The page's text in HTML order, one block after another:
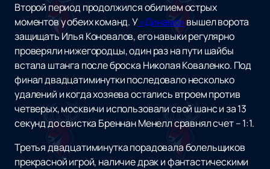
Второй период продолжился обилием острых
моментов у обеих команд. У«Динамо» вышел ворота
защищать Илья Коновалов, его навыки регулярно
проверяли нижегородцы, один раз на пути шайбы
встала штанга после броска Николая Коваленко. Под
финал двадцатиминутки последовало несколько
удалений и когда хозяева остались втроем против
четверых, москвичи использовали свой шанс и за 13
секунд до свистка Бреннан Менелл сравнял счет – 1:1.
Третья двадцатиминутка порадовала болельщиков
прекрасной игрой, наличие драк и фантастическими